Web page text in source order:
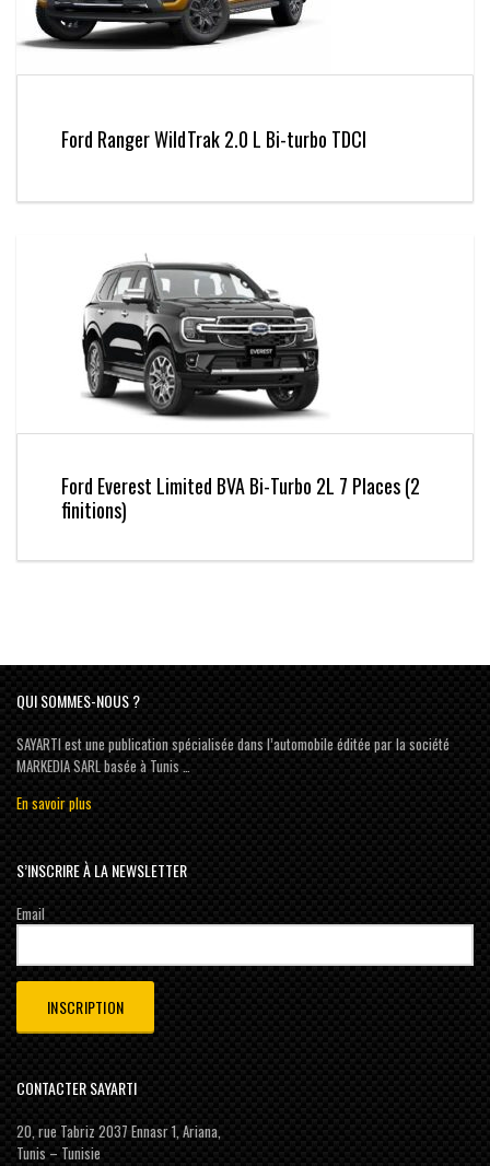
Ford Ranger WildTrak 2.0 L Bi-turbo TDCI
Ford Everest Limited BVA Bi-Turbo 2L 7 Places (2
finitions)
QUI SOMMES-NOUS ?
SAYARTI est une publication spécialisée dans l’automobile éditée par la société
MARKEDIA SARL basée à Tunis …
En savoir plus
S’INSCRIRE À LA NEWSLETTER
Email
CONTACTER SAYARTI
20, rue Tabriz 2037 Ennasr 1, Ariana,
Tunis – Tunisie